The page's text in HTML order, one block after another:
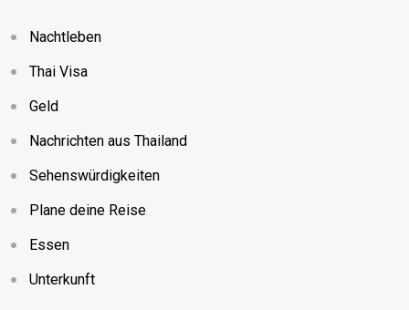
Nachtleben
Thai Visa
Geld
Nachrichten aus Thailand
Sehenswürdigkeiten
Plane deine Reise
Essen
Unterkunft